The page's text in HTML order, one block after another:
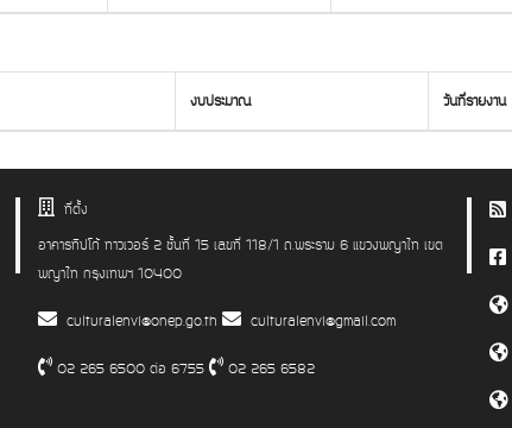
งบประมาณ วันที่รายงาน
ที่ตั้ง
อาคารทิปโก้ ทาวเวอร์ 2 ชั้นที่ 15 เลขที่ 118/1 ถ.พระราม 6 แขวงพญาไท เขต
พญาไท กรุงเทพฯ 10400
culturalenvi@onep.go.th culturalenvi@gmail.com
02 265 6500 ต่อ 6755 02 265 6582